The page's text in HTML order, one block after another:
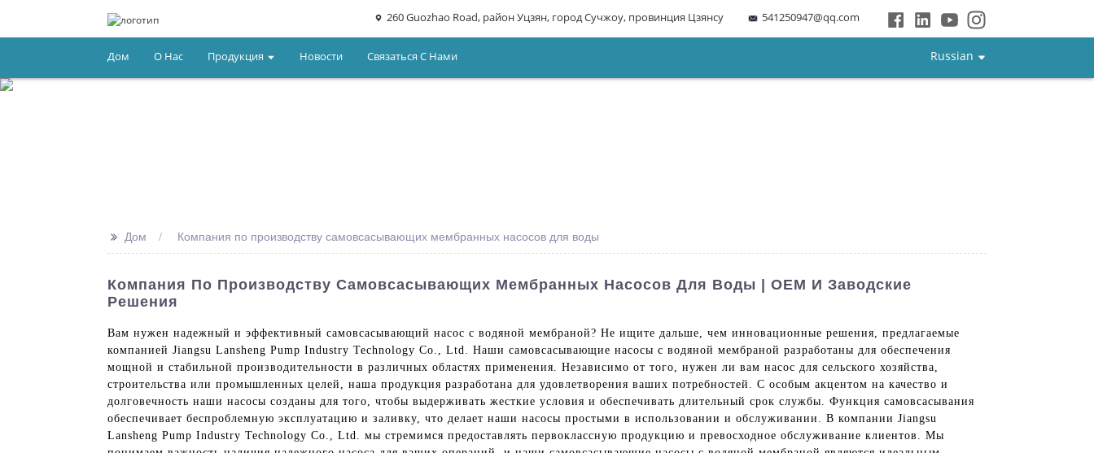
260 Guozhao Road, район Уцзян, город Сучжоу, провинция Цзянсу 541250947@qq.com
Дом О Нас Продукция Новости Связаться С Нами Russian
>> Дом Компания по производству самовсасывающих мембранных насосов для воды
Компания По Производству Самовсасывающих Мембранных Насосов Для Воды | OEM И Заводские
Решения
Вам нужен надежный и эффективный самовсасывающий насос с водяной мембраной? Не ищите дальше, чем инновационные решения, предлагаемые
компанией Jiangsu Lansheng Pump Industry Technology Co., Ltd. Наши самовсасывающие насосы с водяной мембраной разработаны для обеспечения
мощной и стабильной производительности в различных областях применения. Независимо от того, нужен ли вам насос для сельского хозяйства,
строительства или промышленных целей, наша продукция разработана для удовлетворения ваших потребностей. С особым акцентом на качество и
долговечность наши насосы созданы для того, чтобы выдерживать жесткие условия и обеспечивать длительный срок службы. Функция самовсасывания
обеспечивает беспроблемную эксплуатацию и заливку, что делает наши насосы простыми в использовании и обслуживании. В компании Jiangsu
Lansheng Pump Industry Technology Co., Ltd. мы стремимся предоставлять первоклассную продукцию и превосходное обслуживание клиентов. Мы